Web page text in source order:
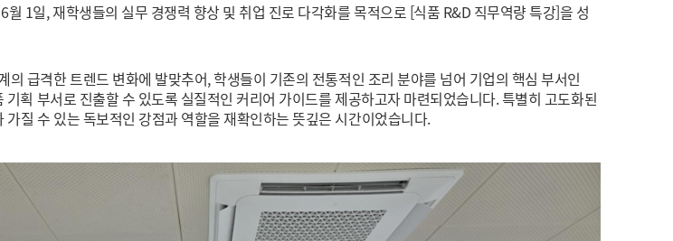
월 1일, 재학생들의 실무 경쟁력 향상 및 취업 진로 다각화를 목적으로 [식품 R&D 직무역량 특강]을 성
의 급격한 트렌드 변화에 발맞추어, 학생들이 기존의 전통적인 조리 분야를 넘어 기업의 핵심 부서인
기획 부서로 진출할 수 있도록 실질적인 커리어 가이드를 제공하고자 마련되었습니다. 특별히 고도화된
질 수 있는 독보적인 강점과 역할을 재확인하는 뜻깊은 시간이었습니다.